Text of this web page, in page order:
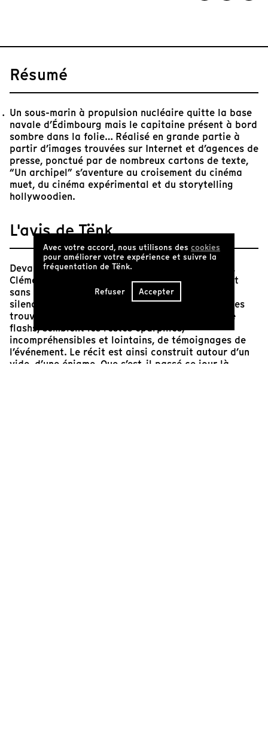
Résumé
Un sous-marin à propulsion nucléaire quitte la base
navale d’Édimbourg mais le capitaine présent à bord
sombre dans la folie… Réalisé en grande partie à
partir d’images trouvées sur Internet et d’agences de
presse, ponctué par de nombreux cartons de texte,
“Un archipel” s’aventure au croisement du cinéma
muet, du cinéma expérimental et du storytelling
hollywoodien.
L'avis de Tënk
Devant cette incroyable et mystérieuse histoire,
Clément Cogitore construit un récit littéralement
sans voix : des cartons nous racontent dans le
silence le déroulé des faits, tandis que des images
trouvées sur internet, montées comme autant de
flashs, semblent les restes éparpillés,
incompréhensibles et lointains, de témoignages de
l’événement. Le récit est ainsi construit autour d’un
vide, d’une énigme. Que s’est-il passé ce jour là,
Avec votre accord, nous utilisons des cookies
pour améliorer votre expérience et suivre la
fréquentation de Tënk.
Refuser Accepter